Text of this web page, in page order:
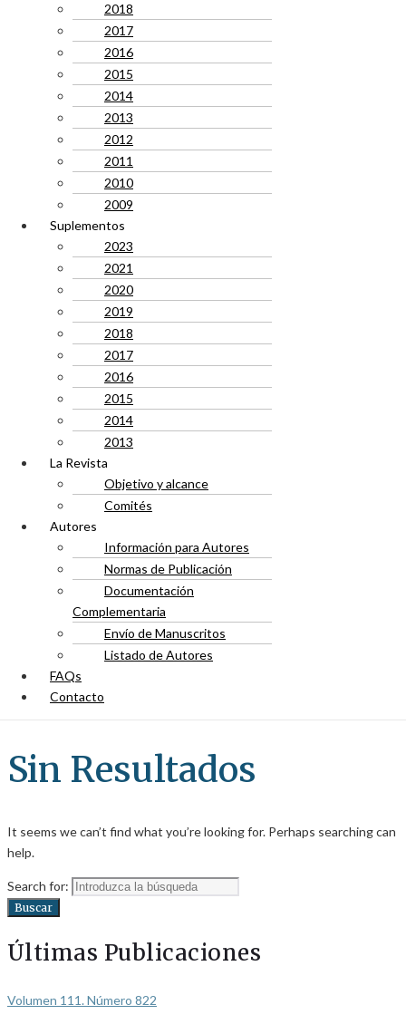
2018
2017
2016
2015
2014
2013
2012
2011
2010
2009
Suplementos
2023
2021
2020
2019
2018
2017
2016
2015
2014
2013
La Revista
Objetivo y alcance
Comités
Autores
Información para Autores
Normas de Publicación
Documentación
Complementaria
Envío de Manuscritos
Listado de Autores
FAQs
Contacto
Sin Resultados
It seems we can’t find what you’re looking for. Perhaps searching can
help.
Search for:
Buscar
Últimas Publicaciones
Volumen 111. Número 822